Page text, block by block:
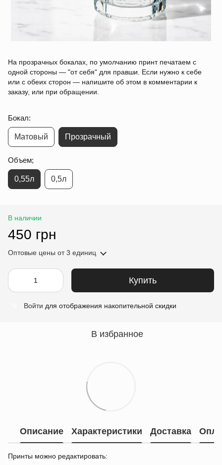
На прозрачных бокалах, по умолчанию принт печатаем с
одной стороны — "от себя" для правши. Если нужно к себе
или с обеих сторон — напишите об этом в комментарии к
заказу, или при обращении.
Бокал:
Матовый Прозрачный
Объем;
0,55л 0,5л
В наличии
450 грн
Оптовые цены от 3 единиц
Купить
Войти для отображения накопительной скидки
В избранное
Описание Характеристики Доставка
Принты можно редактировать: